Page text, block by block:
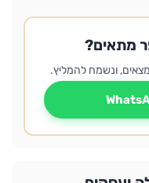
מתאים?
ונשמח להמליץ.